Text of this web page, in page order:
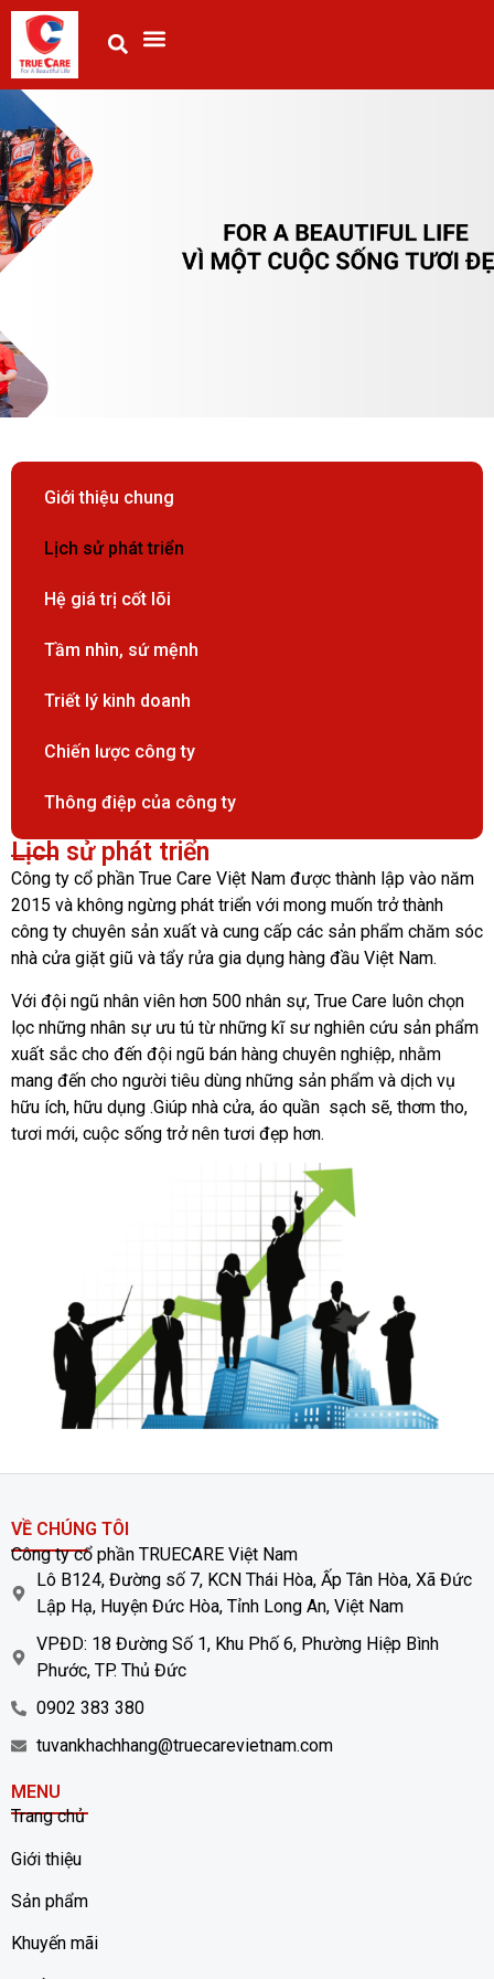
Giới thiệu chung
Lịch sử phát triển
Hệ giá trị cốt lõi
Tầm nhìn, sứ mệnh
Triết lý kinh doanh
Chiến lược công ty
Thông điệp của công ty
Lịch sử phát triển
Công ty cổ phần True Care Việt Nam được thành lập vào năm
2015 và không ngừng phát triển với mong muốn trở thành
công ty chuyên sản xuất và cung cấp các sản phẩm chăm sóc
nhà cửa giặt giũ và tẩy rửa gia dụng hàng đầu Việt Nam.
Với đội ngũ nhân viên hơn 500 nhân sự, True Care luôn chọn
lọc những nhân sự ưu tú từ những kĩ sư nghiên cứu sản phẩm
xuất sắc cho đến đội ngũ bán hàng chuyên nghiệp, nhằm
mang đến cho người tiêu dùng những sản phẩm và dịch vụ
hữu ích, hữu dụng .Giúp nhà cửa, áo quần sạch sẽ, thơm tho,
tươi mới, cuộc sống trở nên tươi đẹp hơn.
VỀ CHÚNG TÔI
Công ty cổ phần TRUECARE Việt Nam
Lô B124, Đường số 7, KCN Thái Hòa, Ấp Tân Hòa, Xã Đức
Lập Hạ, Huyện Đức Hòa, Tỉnh Long An, Việt Nam
VPĐD: 18 Đường Số 1, Khu Phố 6, Phường Hiệp Bình
Phước, TP. Thủ Đức
0902 383 380
tuvankhachhang@truecarevietnam.com
MENU
Trang chủ
Giới thiệu
Sản phẩm
Khuyến mãi